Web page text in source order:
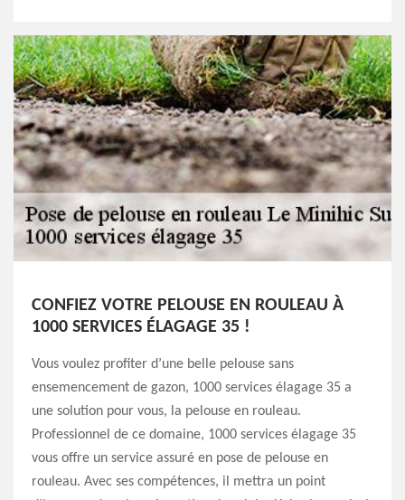
CONFIEZ VOTRE PELOUSE EN ROULEAU À
1000 SERVICES ÉLAGAGE 35 !
Vous voulez profiter d’une belle pelouse sans
ensemencement de gazon, 1000 services élagage 35 a
une solution pour vous, la pelouse en rouleau.
Professionnel de ce domaine, 1000 services élagage 35
vous offre un service assuré en pose de pelouse en
rouleau. Avec ses compétences, il mettra un point